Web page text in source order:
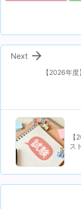
【2026年

Next
ス